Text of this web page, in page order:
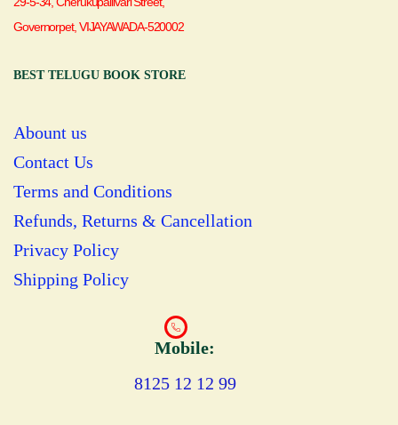
Governorpet, VIJAYAWADA-520002
BEST TELUGU BOOK STORE
Abount us
Contact Us
Terms and Conditions
Refunds, Returns & Cancellation
Privacy Policy
Shipping Policy
Mobile:
8125 12 12 99